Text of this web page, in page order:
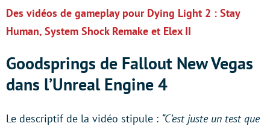
Des vidéos de gameplay pour Dying Light 2 : Stay
Human, System Shock Remake et Elex II
Goodsprings de Fallout New Vegas
dans l’Unreal Engine 4
Le descriptif de la vidéo stipule : “C’est juste un test que